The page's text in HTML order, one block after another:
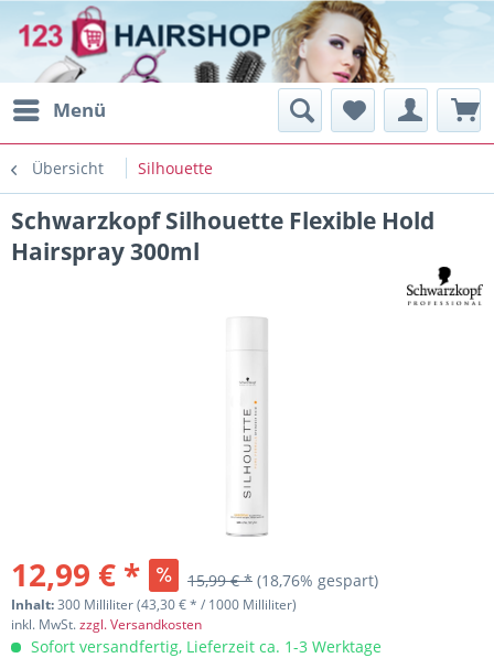
Menü
Übersicht Silhouette
Schwarzkopf Silhouette Flexible Hold
Hairspray 300ml
12,99 € * 15,99 € * (18,76% gespart)
Inhalt:300 Milliliter (43,30 € * / 1000 Milliliter)
inkl. MwSt.zzgl. Versandkosten
Sofort versandfertig, Lieferzeit ca. 1-3 Werktage